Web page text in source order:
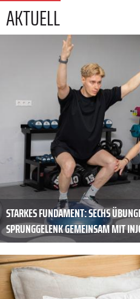
AKTUELL
STARKES FUNDAMENT: SECHS
PRUNGGELENK GEMEINSAM MIT